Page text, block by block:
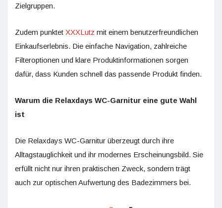
Zielgruppen.
Zudem punktet XXXLutz mit einem benutzerfreundlichen
Einkaufserlebnis. Die einfache Navigation, zahlreiche
Filteroptionen und klare Produktinformationen sorgen
dafür, dass Kunden schnell das passende Produkt finden.
Warum die Relaxdays WC-Garnitur eine gute Wahl
ist
Die Relaxdays WC-Garnitur überzeugt durch ihre
Alltagstauglichkeit und ihr modernes Erscheinungsbild. Sie
erfüllt nicht nur ihren praktischen Zweck, sondern trägt
auch zur optischen Aufwertung des Badezimmers bei.